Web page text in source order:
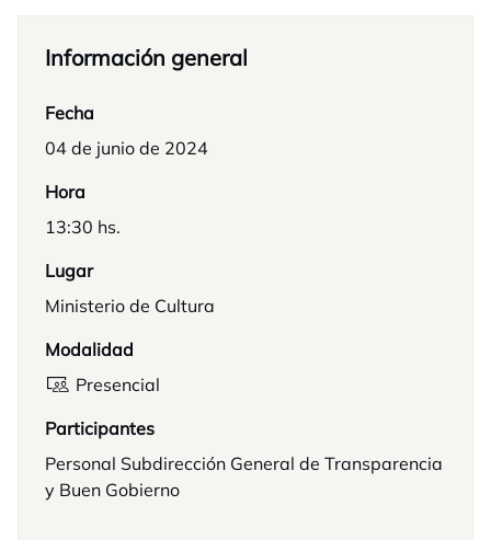
Información general
Fecha
04 de junio de 2024
Hora
13:30 hs.
Lugar
Ministerio de Cultura
Modalidad
Presencial
Participantes
Personal Subdirección General de Transparencia
y Buen Gobierno